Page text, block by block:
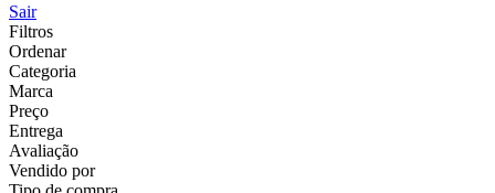
Sair
Filtros
Ordenar
Categoria
Marca
Preço
Entrega
Avaliação
Vendido por